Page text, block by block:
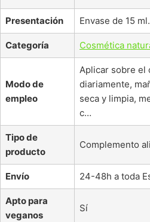
Presentación Envase de 15 ml.
Categoría Cosmética
Modo de
empleo
Aplicar sobre el
diariamente,
seca y limpia,
c…
Tipo de
producto
Complemento
Envío 24-48h a toda
Apto para
veganos
Sí